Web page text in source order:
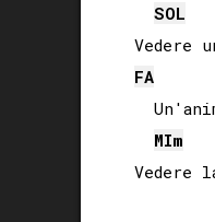
SOL
Vedere
FA
MIm